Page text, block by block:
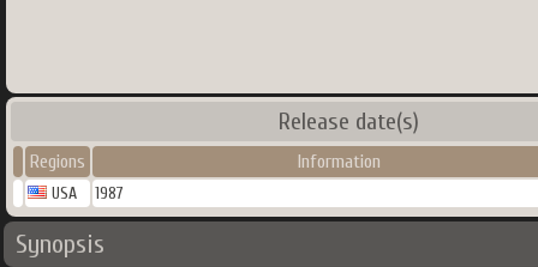
Release date(s)
Regions Information
USA 1987
Synopsis